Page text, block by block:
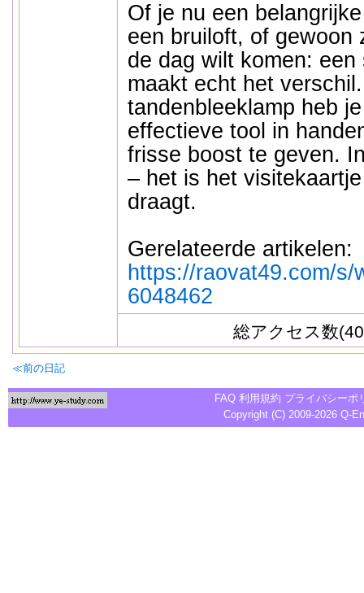
Of je nu een
een bruiloft, of gewoon
de dag wilt komen:
maakt echt het
tandenbleeklamp heb
effectieve tool in
frisse boost te geven.
– het is het
draagt.
Gerelateerde artikelen:
https://raovat49.com/
6048462
総アクセス数
≪前の日記
FAQ 利用規約 プライバシーポ
Copyright (C) 2009-2026 Q-